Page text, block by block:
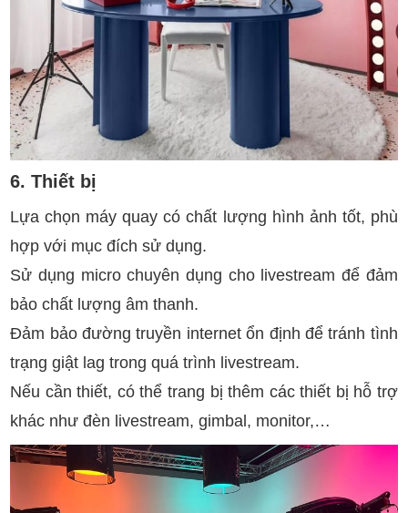
6. Thiết bị
Lựa chọn máy quay có chất lượng hình ảnh tốt, phù
hợp với mục đích sử dụng.
Sử dụng micro chuyên dụng cho livestream để đảm
bảo chất lượng âm thanh.
Đảm bảo đường truyền internet ổn định để tránh tình
trạng giật lag trong quá trình livestream.
Nếu cần thiết, có thể trang bị thêm các thiết bị hỗ trợ
khác như đèn livestream, gimbal, monitor,…